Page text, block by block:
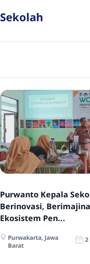
Sekolah
Purwanto Kepala
Berinovasi,
Ekosistem Pen...
Purwakarta, Jawa
Barat